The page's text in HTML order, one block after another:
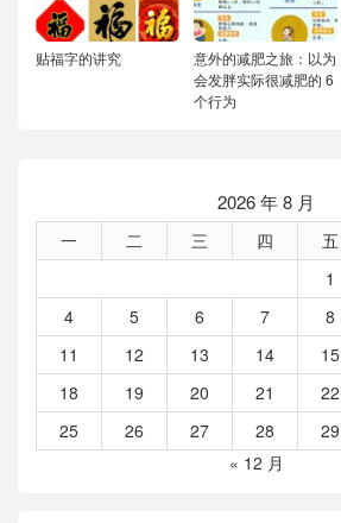
贴福字的讲究
意外的减肥之旅：以为
会发胖实际很减肥的 6
个行为
2026 年 8 月
一 二 三 四 五
1
4
5 6 7 8
11
12 13 14 15
18
19 20 21 22
25
26 27 28 29
« 12 月